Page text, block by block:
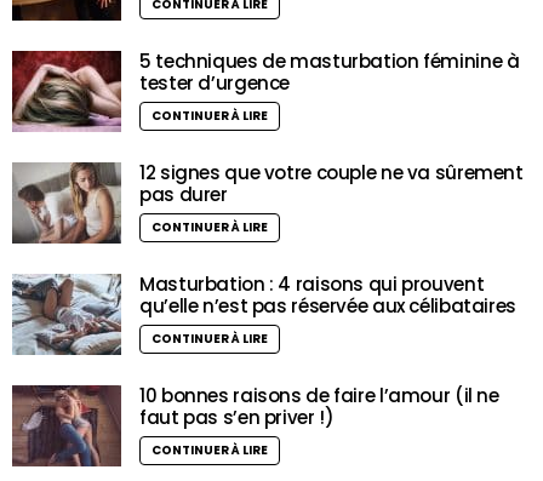
CONTINUER À LIRE
5 techniques de masturbation féminine à
tester d’urgence
CONTINUER À LIRE
12 signes que votre couple ne va sûrement
pas durer
CONTINUER À LIRE
Masturbation : 4 raisons qui prouvent
qu’elle n’est pas réservée aux célibataires
CONTINUER À LIRE
10 bonnes raisons de faire l’amour (il ne
faut pas s’en priver !)
CONTINUER À LIRE